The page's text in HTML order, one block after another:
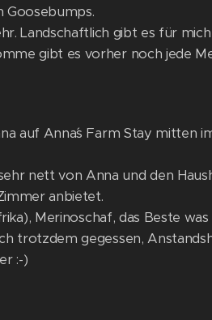
Goosebumps.
Landschaftlich gibt es für
gibt es vorher noch jede
auf Anna´s Farm Stay mitten
nett von Anna und den
anbietet.
Merinoschaf, das Beste
trotzdem gegessen,
:-)